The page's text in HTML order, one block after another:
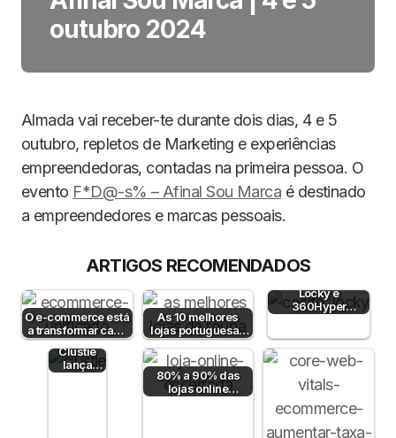
outubro 2024
Almada vai receber-te durante dois dias, 4 e 5
outubro, repletos de Marketing e experiências
empreendedoras, contadas na primeira pessoa. O
evento F*D@-s% – Afinal Sou Marca é destinado
a empreendedores e marcas pessoais.
ARTIGOS RECOMENDADOS
O e-commerce está
a transformar cada
conteúdo num
ponto de venda
As 10 melhores
lojas portuguesas
de roupa online -
2026
Locky e
360Hyper
instalam cacifo
Clustie
lança
eBook
80% a 90% das
lojas online
portuguesas